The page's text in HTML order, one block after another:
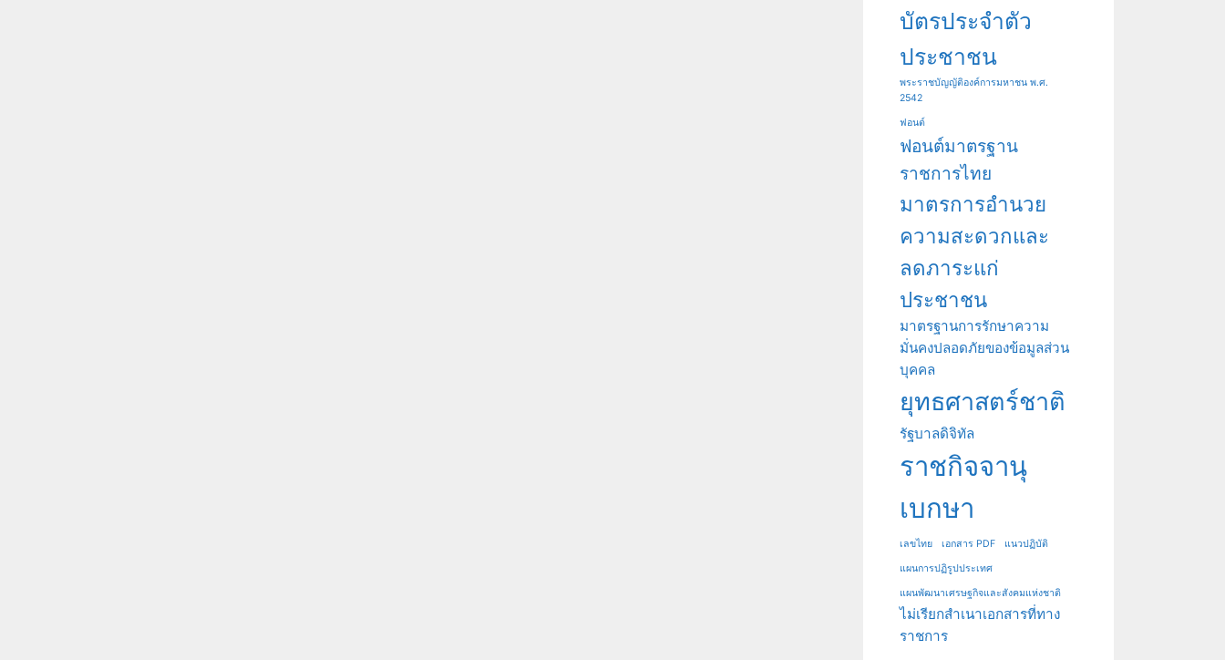
บัตรประจำตัว
ประชาชน
พระราชบัญญัติองค์การมหาชน พ.ศ.
2542
ฟอนต์
ฟอนต์มาตรฐาน
ราชการไทย
มาตรการอำนวย
ความสะดวกและ
ลดภาระแก่
ประชาชน
มาตรฐานการรักษาความ
มั่นคงปลอดภัยของข้อมูลส่วน
บุคคล
ยุทธศาสตร์ชาติ
รัฐบาลดิจิทัล
ราชกิจจานุ
เบกษา
เลขไทย เอกสาร PDF แนวปฏิบัติ
แผนการปฏิรูปประเทศ
แผนพัฒนาเศรษฐกิจและสังคมแห่งชาติ
ไม่เรียกสำเนาเอกสารที่ทาง
ราชการ